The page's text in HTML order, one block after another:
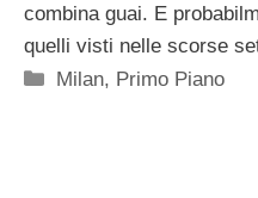
combina guai. E
quelli visti nelle scorse
Categorie
Milan, Primo Piano